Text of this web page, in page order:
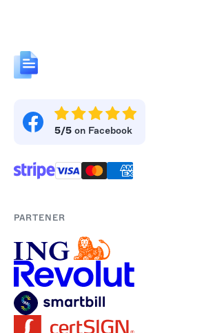
5/5 on Facebook
PARTENER